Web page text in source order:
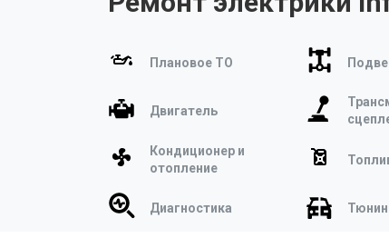
Плановое ТО
Двигатель
Кондиционер и
отопление
Диагностика